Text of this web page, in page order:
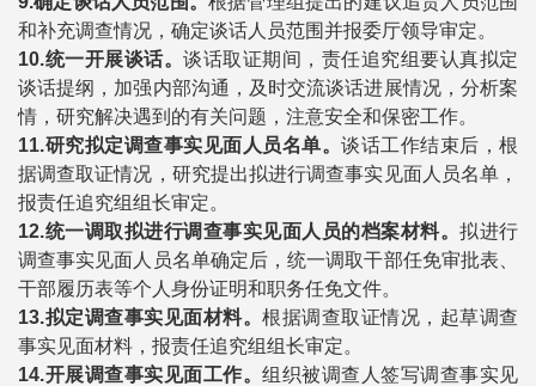
和补充调查情况，确定谈话人员范围并报委厅领导审定。
10.统一开展谈话。 谈话取证期间，责任追究组要认真拟定
谈话提纲，加强内部沟通，及时交流谈话进展情况，分析案
情，研究解决遇到的有关问题，注意安全和保密工作。
11.研究拟定调查事实见面人员名单。 谈话工作结束后，根
据调查取证情况，研究提出拟进行调查事实见面人员名单，
报责任追究组组长审定。
12.统一调取拟进行调查事实见面人员的档案材料。 拟进行
调查事实见面人员名单确定后，统一调取干部任免审批表、
干部履历表等个人身份证明和职务任免文件。
13.拟定调查事实见面材料。 根据调查取证情况，起草调查
事实见面材料，报责任追究组组长审定。
14.开展调查事实见面工作。 组织被调查人签写调查事实见